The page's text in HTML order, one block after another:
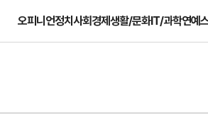
오피니언정치사회경제생활/문화IT/과학연예